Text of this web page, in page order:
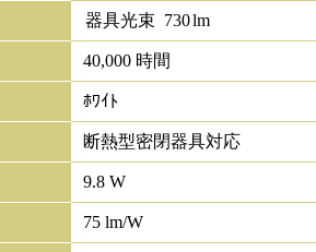
器具光束 730lm
40,000 時間
ﾎﾜｲﾄ
断熱型密閉器具対応
9.8 W
75 lm/W